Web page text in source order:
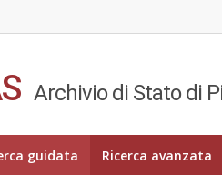
Archivio di Stato di
guidata Ricerca avanzata